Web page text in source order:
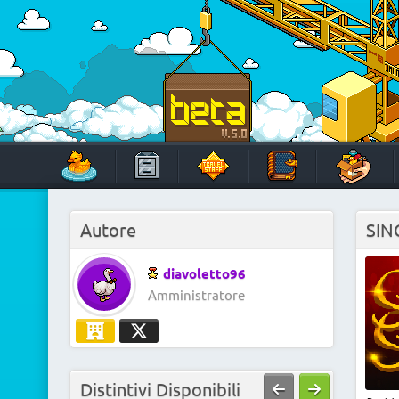
content
HabboTravel
Un viaggio di pixel!
Autore
diavoletto96
Amministratore
Distintivi Disponibili